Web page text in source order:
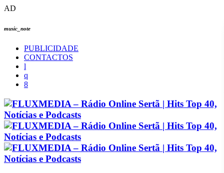
AD
music_note
PUBLICIDADE
CONTACTOS